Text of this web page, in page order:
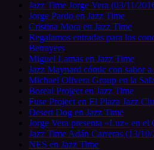
Jazz Time Jorge Vera (03/11/
Jorge Pardo en Jazz Time
Cristina Mora en Jazz Time
Regalamos entradas para los
Betrayers
Miguel Lamas en Jazz Time
Jazz Maynard cómic con sabor a
Michael Olivera Group en la
Boreal Project en Jazz Time
Fuse Project en El Plaza Jazz
Desert Dog en Jazz Time
Jorge Vera presenta «Luz» en el
Jazz Time Adán Carreras (13/
NES en Jazz Time